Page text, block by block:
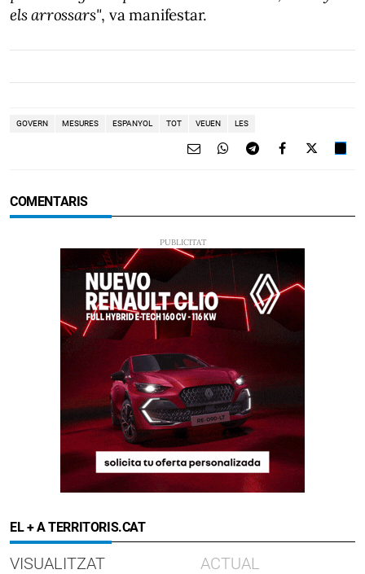
els arrossars", va manifestar.
GOVERN MESURES ESPANYOL TOT VEUEN LES
COMENTARIS
EL + A TERRITORIS.CAT
VISUALITZAT ACTUAL